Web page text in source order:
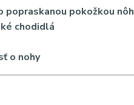
popraskanou pokožkou nôh
chodidlá
o nohy